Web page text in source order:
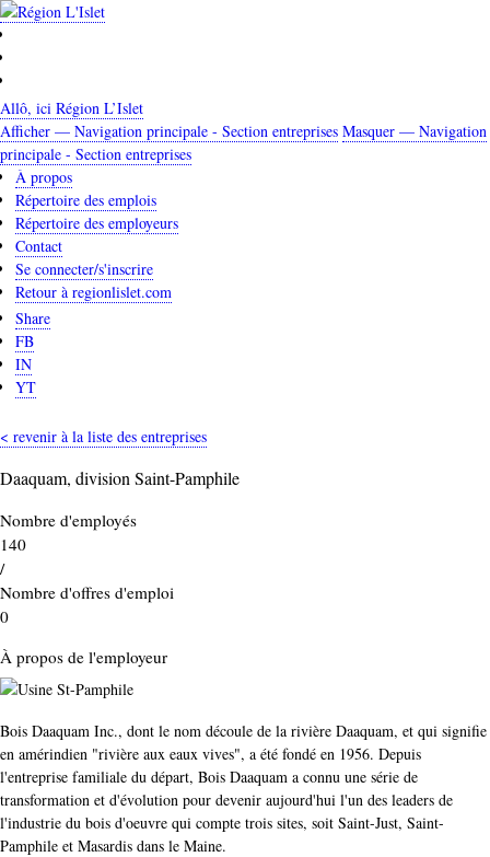
Aller
au
contenu
principal
Allô, ici Région L’Islet
Navigation
principale
-
Section
entreprises
Afficher — Navigation principale - Section entreprises Masquer — Navigation
principale - Section entreprises
À propos
Répertoire des emplois
Répertoire des employeurs
Contact
Se connecter/s'inscrire
Retour à regionlislet.com
Share
FB
IN
YT
< revenir à la liste des entreprises
Daaquam, division Saint-Pamphile
Nombre d'employés
140
/
Nombre d'offres d'emploi
0
À propos de l'employeur
Bois Daaquam Inc., dont le nom découle de la rivière Daaquam, et qui signifie
en amérindien "rivière aux eaux vives", a été fondé en 1956. Depuis
l'entreprise familiale du départ, Bois Daaquam a connu une série de
transformation et d'évolution pour devenir aujourd'hui l'un des leaders de
l'industrie du bois d'oeuvre qui compte trois sites, soit Saint-Just, Saint-
Pamphile et Masardis dans le Maine.